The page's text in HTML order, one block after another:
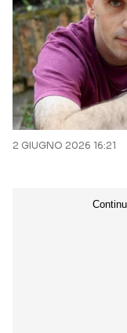
2 GIUGNO 2026 16:21